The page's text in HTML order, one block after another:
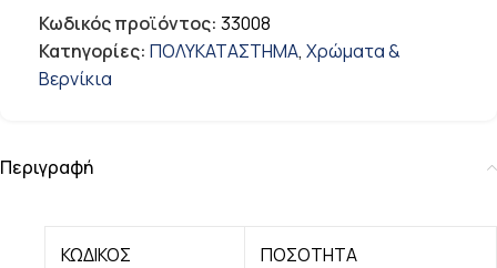
Κωδικός προϊόντος: 33008
Κατηγορίες: ΠΟΛΥΚΑΤΑΣΤΗΜΑ, Χρώματα &
Βερνίκια
Περιγραφή
ΚΩΔΙΚΟΣ ΠΟΣΟΤΗΤΑ